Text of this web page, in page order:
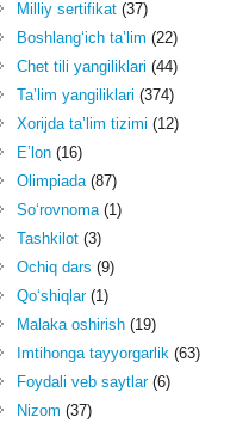
Milliy sertifikat(37)
Boshlang‘ich ta’lim (22)
Chet tili yangiliklari (44)
Ta’lim yangiliklari (374)
Xorijda ta’lim tizimi (12)
E’lon(16)
Olimpiada(87)
So‘rovnoma(1)
Tashkilot(3)
Ochiq dars (9)
Qo‘shiqlar(1)
Malaka oshirish(19)
Imtihonga tayyorgarlik(63)
Foydali veb saytlar(6)
Nizom (37)